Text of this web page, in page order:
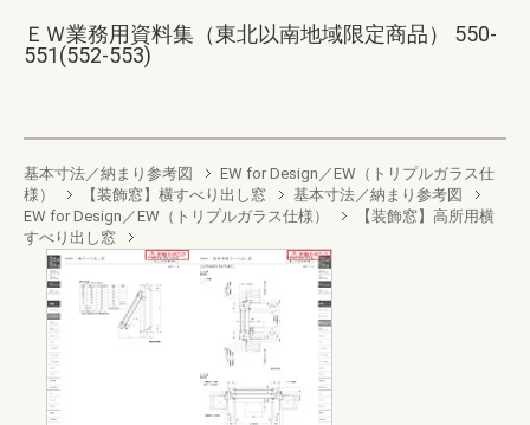
ＥＷ業務用資料集（東北以南地域限定商品） 550-
551(552-553)
基本寸法／納まり参考図
EW for Design／EW（トリプルガラス仕
様）
【装飾窓】横すべり出し窓
基本寸法／納まり参考図
EW for Design／EW（トリプルガラス仕様）
【装飾窓】高所用横
すべり出し窓